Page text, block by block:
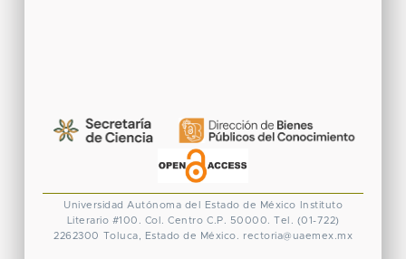
Universidad Autónoma del Estado de México
Instituto
Literario #100. Col. Centro C.P. 50000. Tel. (01-722)
2262300 Toluca, Estado de México. rectoria@uaemex.mx